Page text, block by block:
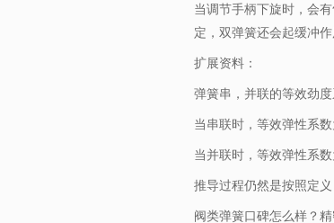
当调节手柄下旋时，会
定，双弹簧还会起缓冲
扩展资料：
弹簧串，并联的等效劲
当串联时，等效弹性系数
当并联时，等效弹性系数
推导过程仍然是按照定
阀类弹簧口碑怎么样？